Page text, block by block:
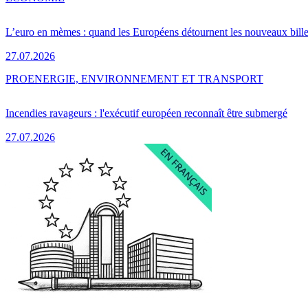
L’euro en mèmes : quand les Européens détournent les nouveaux
27.07.2026
Incendies ravageurs : l'exécutif européen reconnaît être submergé
27.07.2026
PROENERGIE, ENVIRONNEMENT ET TRANSPORT